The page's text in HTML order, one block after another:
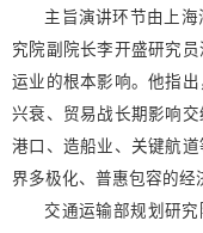
主旨演讲环节由上
究院副院长李开盛研究
运业的根本影响。他指
兴衰、贸易战长期影响
港口、造船业、关键航
界多极化、普惠包容的经
交通运输部规划研